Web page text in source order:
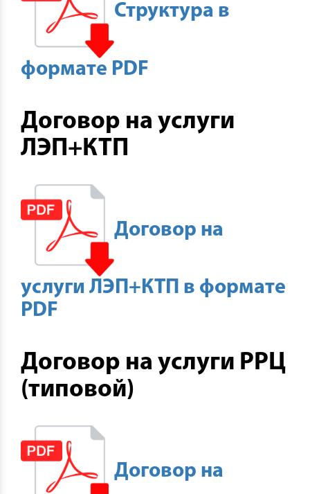
Структура в
формате PDF
Договор на услуги
ЛЭП+КТП
Договор на
услуги ЛЭП+КТП в формате
PDF
Договор на услуги РРЦ
(типовой)
Договор на